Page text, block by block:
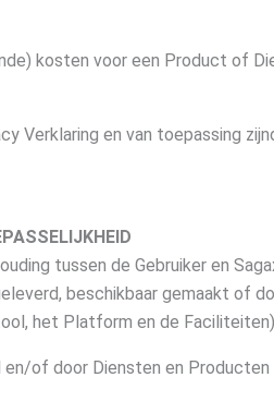
kosten voor een Product of
Verklaring en van toepassing
tussen de Gebruiker en
beschikbaar gemaakt of
het Platform en de
of door Diensten en